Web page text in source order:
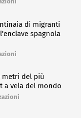
di migranti
spagnola
metri del più
a vela del mondo